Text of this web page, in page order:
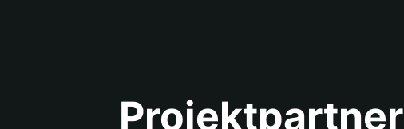
Projektpartner